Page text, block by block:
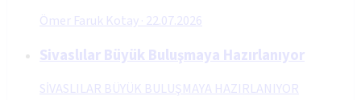
Ömer Faruk Kotay· 22.07.2026
Sivaslılar Büyük Buluşmaya Hazırlanıyor
SİVASLILAR BÜYÜK BULUŞMAYA HAZIRLANIYOR